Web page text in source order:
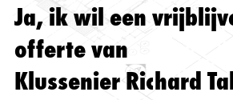
Ja, ik wil een
offerte van
Klussenier Richard